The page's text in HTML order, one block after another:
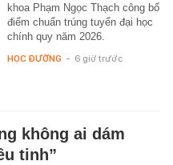
khoa Phạm Ngọc Thạch công bố
điểm chuẩn trúng tuyển đại học
chính quy năm 2026.
HỌC ĐƯỜNG - 6 giờ trước
không ai dám
tinh”